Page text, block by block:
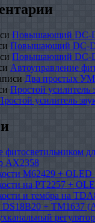
Повышающий DC-
Повышающий DC-
Повышающий DC-
Автоуправление
Два простых
Простой усилитель
усилитель
фитосветильником
AX2358
M62429 +
на PT2257 +
и тембра на
DS18B20 + TM1637